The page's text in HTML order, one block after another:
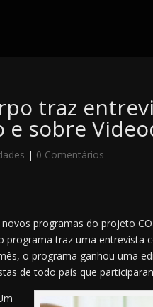
traz
sobre
| 0 Comentários
programas do projeto
programa traz uma
o programa ganhou uma
de todo país que